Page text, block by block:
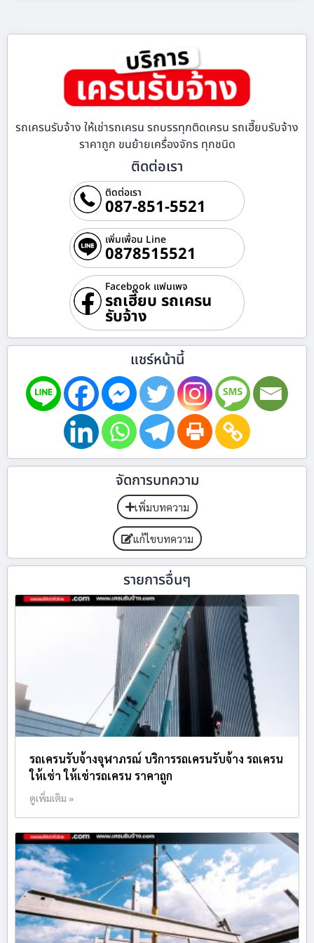
รถเครนรับจ้าง ให้เช่ารถเครน รถบรรทุกติดเครน รถเฮี๊ยบรับจ้าง
ราคาถูก ขนย้ายเครื่องจักร ทุกชนิด
ติดต่อเรา
ติดต่อเรา
087-851-5521
เพิ่มเพื่อน Line
0878515521
Facebook แฟนเพจ
รถเฮี๊ยบ รถเครน
รับจ้าง
แชร์หน้านี้
จัดการบทความ
เพิ่มบทความ
แก้ไขบทความ
รายการอื่นๆ
รถเครนรับจ้างจุฬาภรณ์ บริการรถเครนรับจ้าง รถเครน
ให้เช่า ให้เช่ารถเครน ราคาถูก
ดูเพิ่มเติม »